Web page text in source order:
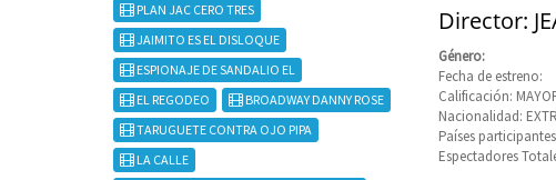
PLAN JAC CERO TRES
JAIMITO ES EL DISLOQUE
ESPIONAJE DE SANDALIO EL
EL REGODEO
BROADWAY DANNY ROSE
TARUGUETE CONTRA OJO PIPA
LA CALLE
Director:
Género:
Fecha de estreno:
Calificación:
Nacionalidad:
Países
Espectadores